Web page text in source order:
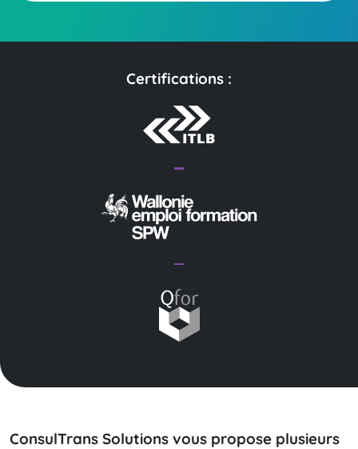
Certifications :
ConsulTrans Solutions vous propose plusieurs